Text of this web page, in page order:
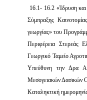
16.1- 16.2 «Ίδρυση
Σύμπραξης
γεωργίας» του
Περιφέρεια Στερεάς
Γεωργικό Ταμείο
Υπεύθυνη την Δρα
Μεσογειακών Δασικών
Καταληκτική